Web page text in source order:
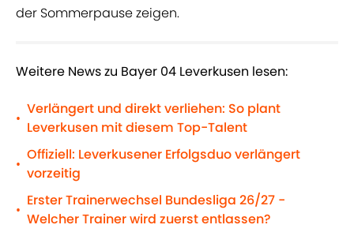
der Sommerpause zeigen.
Weitere News zu Bayer 04 Leverkusen lesen:
•
Verlängert und direkt verliehen: So plant
Leverkusen mit diesem Top-Talent
•
Offiziell: Leverkusener Erfolgsduo verlängert
vorzeitig
•
Erster Trainerwechsel Bundesliga 26/27 -
Welcher Trainer wird zuerst entlassen?